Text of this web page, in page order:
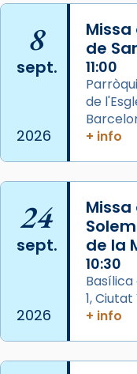
Josep Omella,
concelebrat el
Mons. David
📸 Dr. G. Simón
View on Facebook ·
Memòria de les
Semproniana,
Acompanyant
partir de
que les santes
8
sept.
2026
de
11:00
de
+ info
24
sept.
2026
de la
10:30
1,
+ info